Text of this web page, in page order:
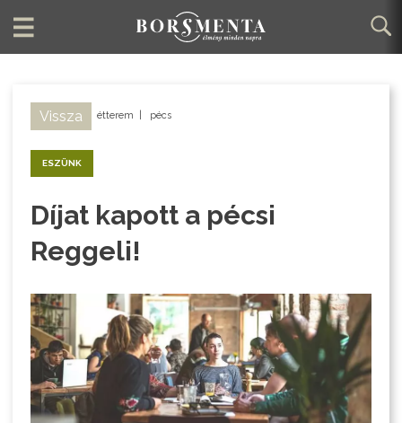
Vissza étterem pécs
ESZÜNK
Díjat kapott a pécsi
Reggeli!